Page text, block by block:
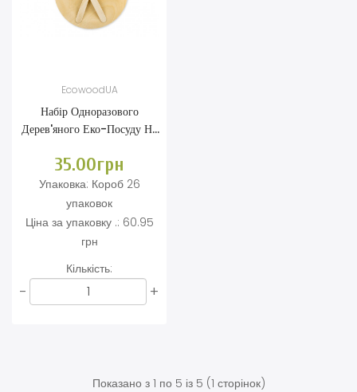
EcowoodUA
Набір Одноразового
Дерев'яного Еко-Посуду На
35.00грн
Упаковка: Короб 26
упаковок
Ціна за упаковку .: 60.95
грн
Кількість:
- +
Показано з 1 по 5 із 5 (1 сторінок)